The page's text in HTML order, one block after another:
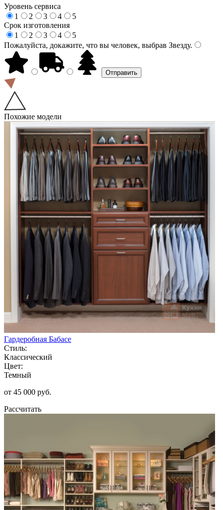
Уровень сервиса
1
2 3 4
5
Срок изготовления
1
2 3 4
5
Пожалуйста, докажите, что вы человек, выбрав Звезду.
Похожие модели
Гардеробная Бабасе
Стиль:
Классический
Цвет:
Темный
от 45 000 руб.
Рассчитать